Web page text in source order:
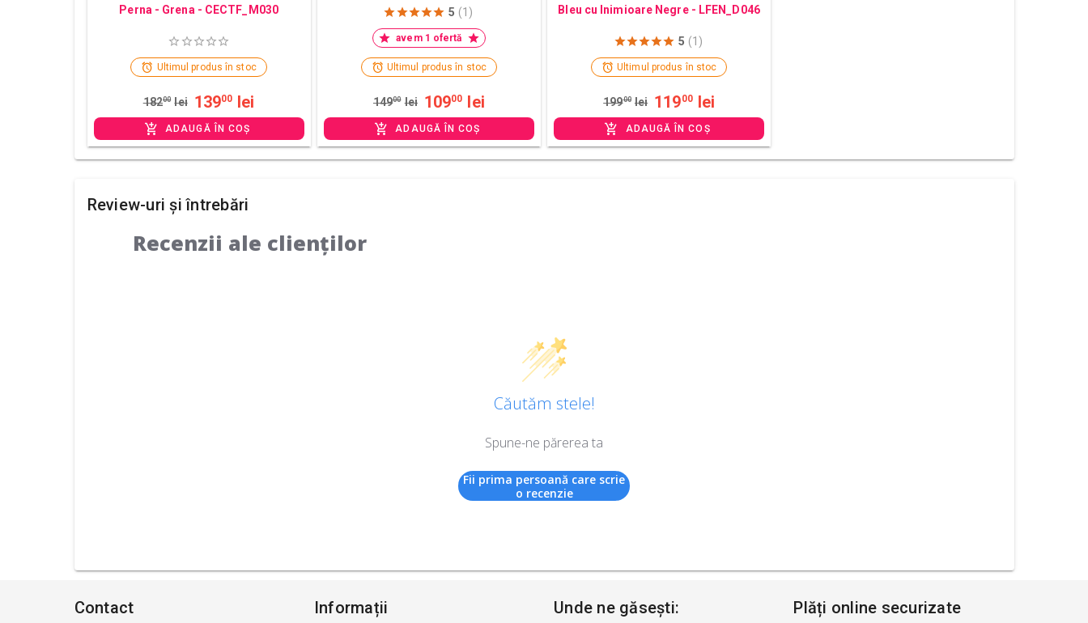
Perna - Grena - CECTF_M030
Ultimul produs în stoc
18200 lei 13900 lei
ADAUGĂ ÎN COȘ
5 (1)
avem 1 ofertă
Ultimul produs în stoc
14900 lei 10900 lei
ADAUGĂ ÎN COȘ
Bleu cu Inimioare Negre - LFEN_D046
5 (1)
Ultimul produs în stoc
19900 lei 11900 lei
ADAUGĂ ÎN COȘ
Review-uri și întrebări
Recenzii ale clienților
Căutăm stele!
Spune-ne părerea ta
Fii prima persoană care scrie
o recenzie
Contact Informații Unde ne găsești: Plăți online securizate